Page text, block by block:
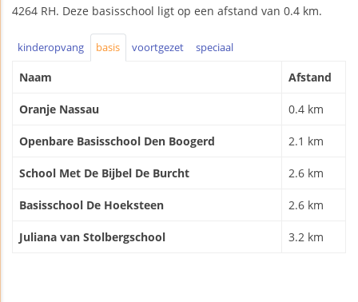
4264 RH. Deze basisschool ligt op een afstand van 0.4 km.
kinderopvang basis voortgezet speciaal
Naam Afstand
Oranje Nassau 0.4 km
Openbare Basisschool Den Boogerd 2.1 km
School Met De Bijbel De Burcht 2.6 km
Basisschool De Hoeksteen 2.6 km
Juliana van Stolbergschool 3.2 km